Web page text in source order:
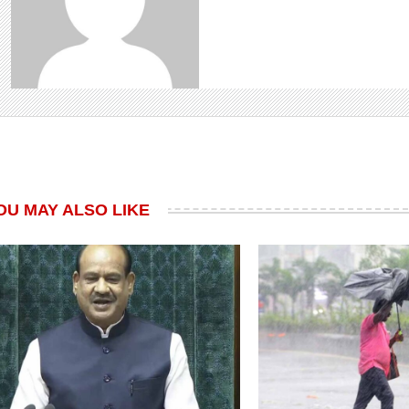
MAY ALSO LIKE